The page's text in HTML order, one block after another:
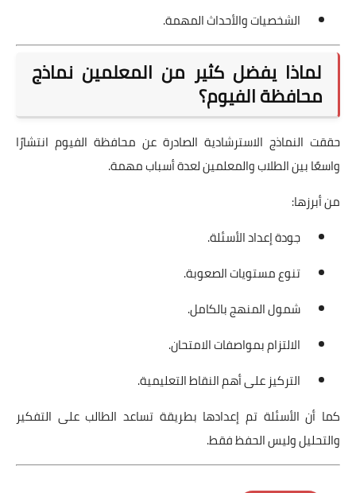
الشخصيات والأحداث المهمة.
لماذا يفضل كثير من المعلمين نماذج
محافظة الفيوم؟
حققت النماذج الاسترشادية الصادرة عن محافظة الفيوم انتشارًا
واسعًا بين الطلاب والمعلمين لعدة أسباب مهمة.
من أبرزها:
جودة إعداد الأسئلة.
تنوع مستويات الصعوبة.
شمول المنهج بالكامل.
الالتزام بمواصفات الامتحان.
التركيز على أهم النقاط التعليمية.
كما أن الأسئلة تم إعدادها بطريقة تساعد الطالب على التفكير
والتحليل وليس الحفظ فقط.